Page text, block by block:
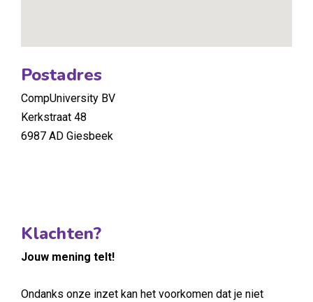
Postadres
CompUniversity BV
Kerkstraat 48
6987 AD Giesbeek
Klachten?
Jouw mening telt!
Ondanks onze inzet kan het voorkomen dat je niet